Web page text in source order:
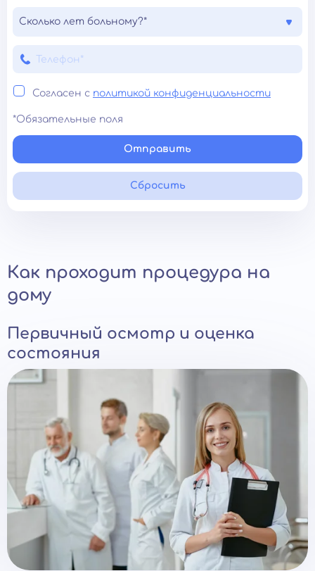
Сколько лет больному?*
Согласен с политикой конфиденциальности
*Обязательные поля
Отправить
Сбросить
Как проходит процедура на
дому
Первичный осмотр и оценка
состояния